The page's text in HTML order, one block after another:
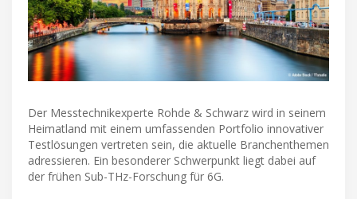
Der Messtechnikexperte Rohde & Schwarz wird in seinem
Heimatland mit einem umfassenden Portfolio innovativer
Testlösungen vertreten sein, die aktuelle Branchenthemen
adressieren. Ein besonderer Schwerpunkt liegt dabei auf
der frühen Sub-THz-Forschung für 6G.